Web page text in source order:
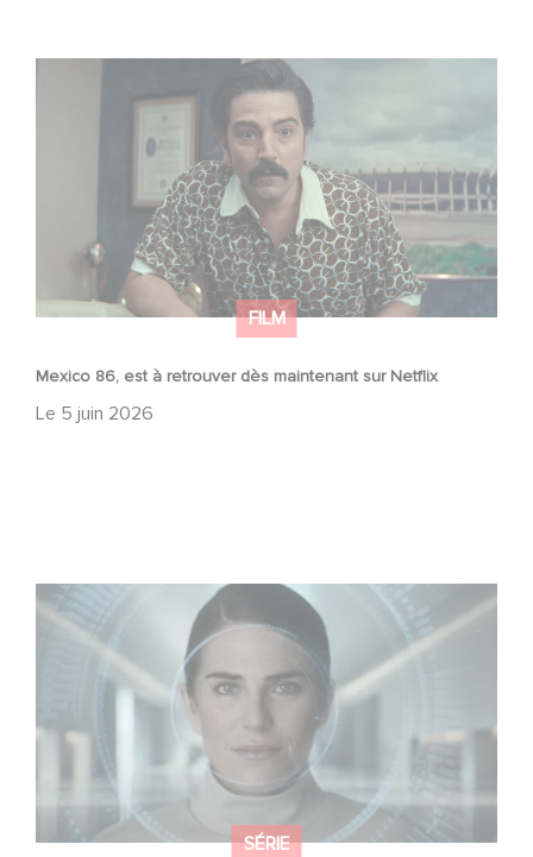
FILM
Mexico 86, est à retrouver dès maintenant sur Netflix
Le 5 juin 2026
Mexico 86, est à retrouver dès maintenant sur Netflix
SÉRIE
La nouvelle production Gaumont USA : « Futuro Desierto